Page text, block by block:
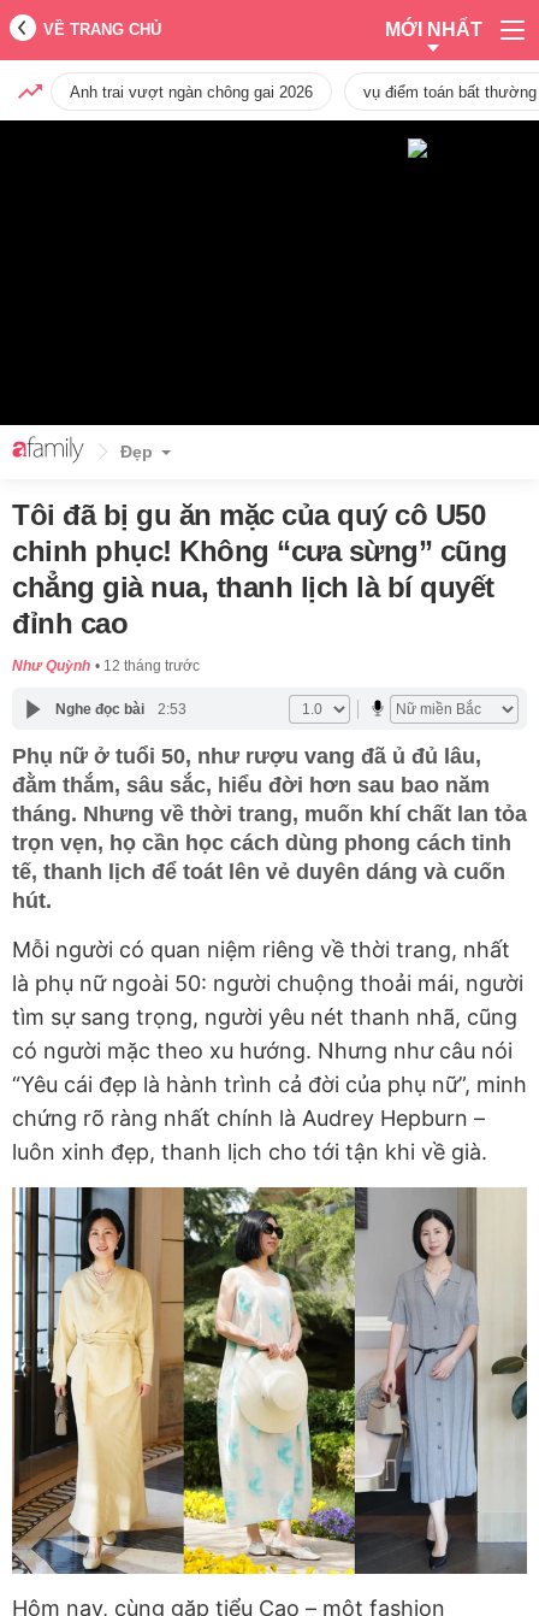
VỀ TRANG CHỦ MỚI NHẤT
Anh trai vượt ngàn chông gai 2026 vụ điểm toán bất
Đẹp
Tôi đã bị gu ăn mặc của quý cô U50
chinh phục! Không “cưa sừng” cũng
chẳng già nua, thanh lịch là bí quyết
đỉnh cao
Như Quỳnh 12 tháng trước
Nghe đọc bài 2:53
Phụ nữ ở tuổi 50, như rượu vang đã ủ đủ lâu,
đằm thắm, sâu sắc, hiểu đời hơn sau bao năm
tháng. Nhưng về thời trang, muốn khí chất lan tỏa
trọn vẹn, họ cần học cách dùng phong cách tinh
tế, thanh lịch để toát lên vẻ duyên dáng và cuốn
hút.
Mỗi người có quan niệm riêng về thời trang, nhất
là phụ nữ ngoài 50: người chuộng thoải mái, người
tìm sự sang trọng, người yêu nét thanh nhã, cũng
có người mặc theo xu hướng. Nhưng như câu nói
“Yêu cái đẹp là hành trình cả đời của phụ nữ”, minh
chứng rõ ràng nhất chính là Audrey Hepburn –
luôn xinh đẹp, thanh lịch cho tới tận khi về già.
Hôm nay, cùng gặp tiểu Cao – một fashion